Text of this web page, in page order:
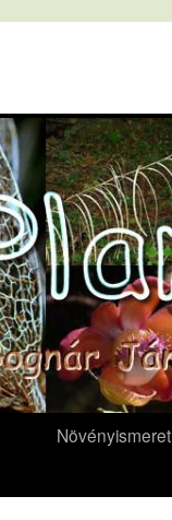
Növényismeret